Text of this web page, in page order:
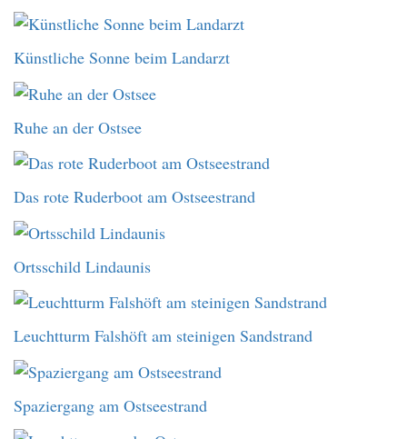
Künstliche Sonne beim Landarzt
Ruhe an der Ostsee
Das rote Ruderboot am Ostseestrand
Ortsschild Lindaunis
Leuchtturm Falshöft am steinigen Sandstrand
Spaziergang am Ostseestrand